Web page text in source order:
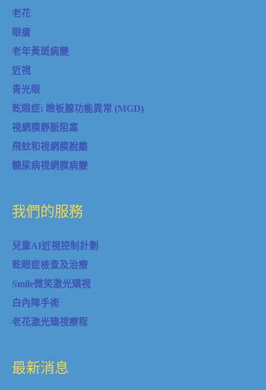
老花
眼瘡
老年黃斑病變
近視
青光眼
乾眼症: 瞼板腺功能異常 (MGD)
視網膜靜脈阻塞
飛蚊和視網膜脫離
糖尿病視網膜病變
我們的服務
兒童AI近視控制計劃
乾眼症檢查及治療
Smile微笑激光矯視
白內障手術
老花激光矯視療程
最新消息